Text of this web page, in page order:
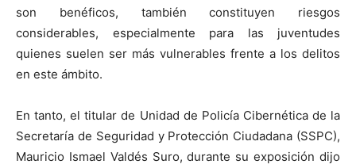
son benéficos, también constituyen riesgos
considerables, especialmente para las juventudes
quienes suelen ser más vulnerables frente a los delitos
en este ámbito.
En tanto, el titular de Unidad de Policía Cibernética de la
Secretaría de Seguridad y Protección Ciudadana (SSPC),
Mauricio Ismael Valdés Suro, durante su exposición dijo